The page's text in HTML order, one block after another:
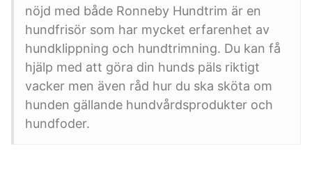
nöjd med både Ronneby Hundtrim är en
hundfrisör som har mycket erfarenhet av
hundklippning och hundtrimning. Du kan få
hjälp med att göra din hunds päls riktigt
vacker men även råd hur du ska sköta om
hunden gällande hundvårdsprodukter och
hundfoder.